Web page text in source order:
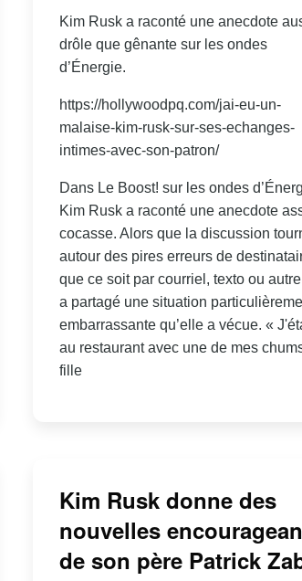
Kim Rusk a raconté une anecdote
drôle que gênante sur les ondes
d’Énergie.
https://hollywoodpq.com/jai-eu-un-
malaise-kim-rusk-sur-ses-echanges-
intimes-avec-son-patron/
Dans Le Boost! sur les ondes
Kim Rusk a raconté une anecdote
cocasse. Alors que la discussion
autour des pires erreurs de
que ce soit par courriel, texto ou
a partagé une situation
embarrassante qu’elle a vécue. «
au restaurant avec une de mes
fille
Kim Rusk donne des
nouvelles
de son père Patrick